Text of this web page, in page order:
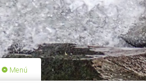
Menú